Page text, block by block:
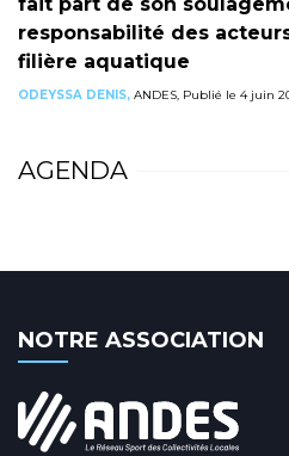
fait part de son
responsabilité des
filière aquatique
ODEYSSA DENIS, ANDES, Publié le 4 juin
AGENDA
NOTRE ASSOCIATION